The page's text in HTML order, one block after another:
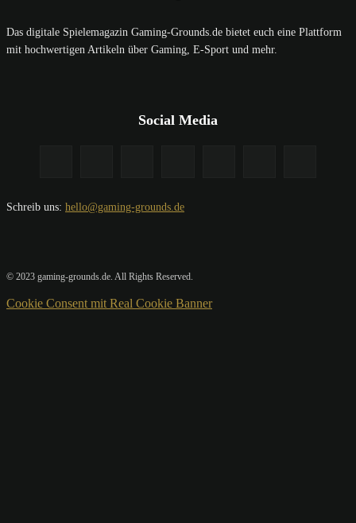
Das digitale Spielemagazin Gaming-Grounds.de bietet euch eine Plattform
mit hochwertigen Artikeln über Gaming, E-Sport und mehr.
Social Media
Schreib uns: hello@gaming-grounds.de
© 2023 gaming-grounds.de. All Rights Reserved.
Cookie Consent mit Real Cookie Banner